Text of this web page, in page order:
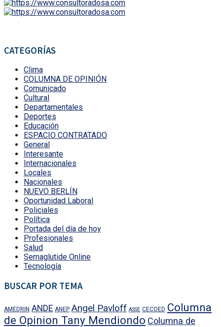
CATEGORÍAS
Clima
COLUMNA DE OPINIÓN
Comunicado
Cultural
Departamentales
Deportes
Educación
ESPACIO CONTRATADO
General
Interesante
Internacionales
Locales
Nacionales
NUEVO BERLÍN
Oportunidad Laboral
Policiales
Política
Portada del día de hoy
Profesionales
Salud
Semaglutide Online
Tecnología
BUSCAR POR TEMA
AMEDRIN ANDE ANEP Angel Pavloff ASSE CECOED Columna
de Opinion Tany Mendiondo Columna de